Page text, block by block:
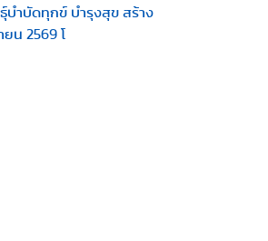
บำบัดทุกข์ บำรุงสุข สร้าง
น 2569 โ